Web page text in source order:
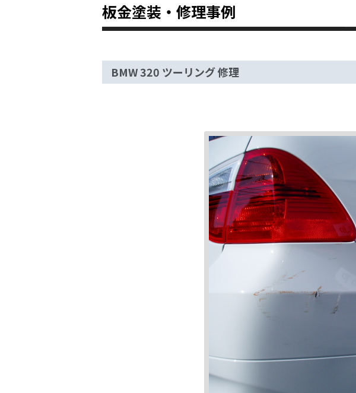
板金塗装・修理事例
BMW 320 ツーリング 修理